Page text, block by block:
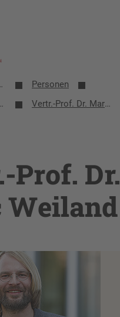
Personen
Fakultät
Vertr.-Prof. Dr. Marc Weiland
Prof. Dr.
Weiland